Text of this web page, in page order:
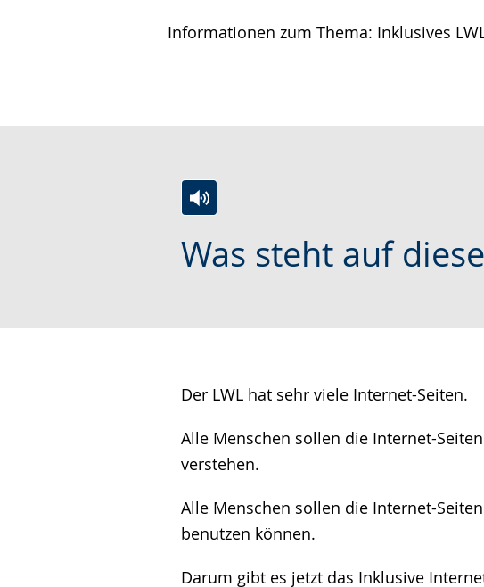
Informationen zum Thema: Inklusives
angezeigt.
Leichten
Audio-
Video
Gebärdensprache
angezeigt.
Was steht auf
Der LWL hat sehr viele Internet-Seiten.
Alle Menschen sollen die Internet-
verstehen.
Alle Menschen sollen die Internet-
benutzen können.
Darum gibt es jetzt das Inklusive